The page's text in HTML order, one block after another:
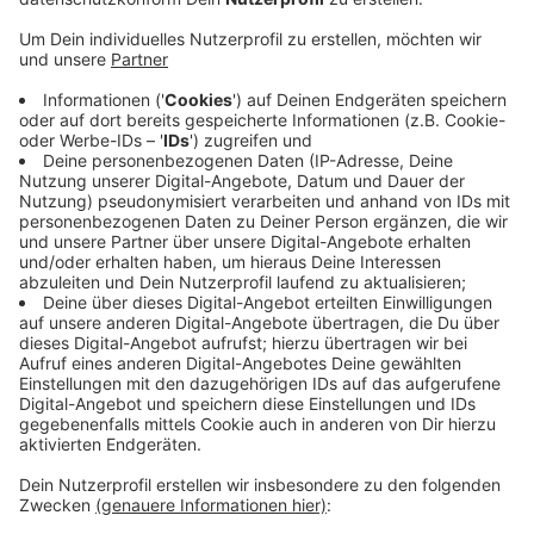
über die Wünsche von Jugendlichen und Familien hier
zu erfahren. Heute ist die letzte Chance sich zu
beteiligen. Bisher haben das schon mehr Menschen
getan als die Stadt erwartet hat. Mehrere hundert
Menschen haben die Fragen beantwortet. Jugendliche
wünschen sich zum Beispiel einen Modeladen. Ein
Planungsbüro wertet alle Antworten aus. Erste
Ergebnisse stellt es in anderthalb Wochen (18.10) bei
einem offenen Arbeitskreistreffen in der Mensa der
Marienschule vor. HIERgeht es zu der Umfrage für
Familien undHIER zur Jugendumfrage.
Anzeige